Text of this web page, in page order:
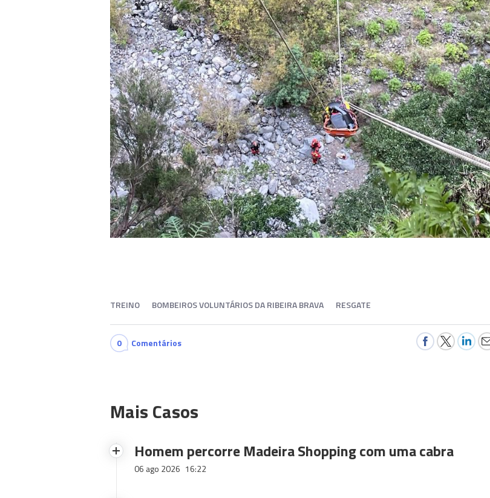
TREINO BOMBEIROS VOLUNTÁRIOS DA RIBEIRA BRAVA RESGATE
0 Comentários
Mais Casos
Homem percorre Madeira Shopping com uma cabra
06 ago 2026 16:22